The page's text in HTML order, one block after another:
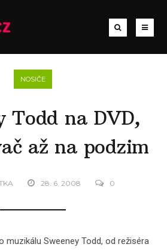
NOSIČE
Todd na DVD,
až na podzim
28. 6. 2008 0
muzikálu Sweeney Todd, od režiséra